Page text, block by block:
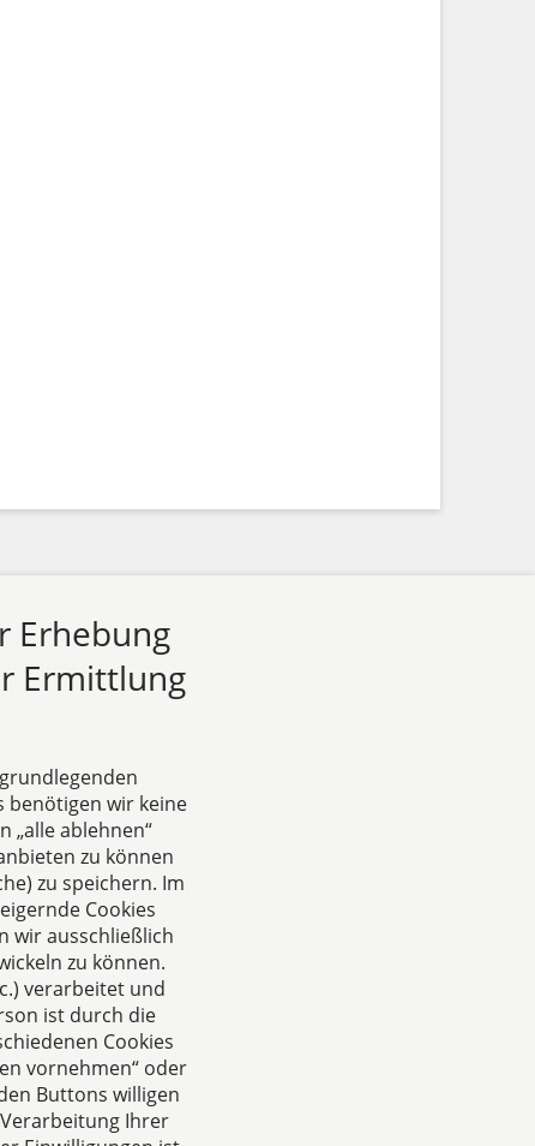
Das europäische Kanzlei-
Netzwerk
Erhebung
Ermittlung
benötigen wir keine
„alle ablehnen“
zu können
zu speichern. Im
Cookies
wir ausschließlich
zu können.
verarbeitet und
ist durch die
Cookies
vornehmen“ oder
Buttons willigen
Ihrer